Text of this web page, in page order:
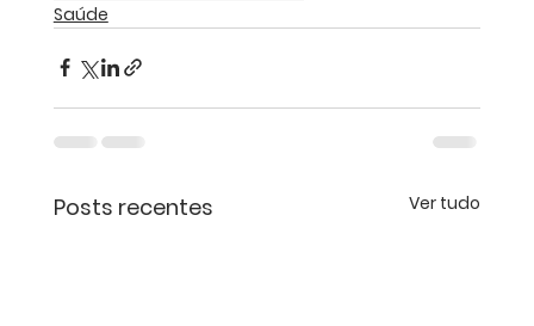
Saúde
Posts recentes Ver tudo